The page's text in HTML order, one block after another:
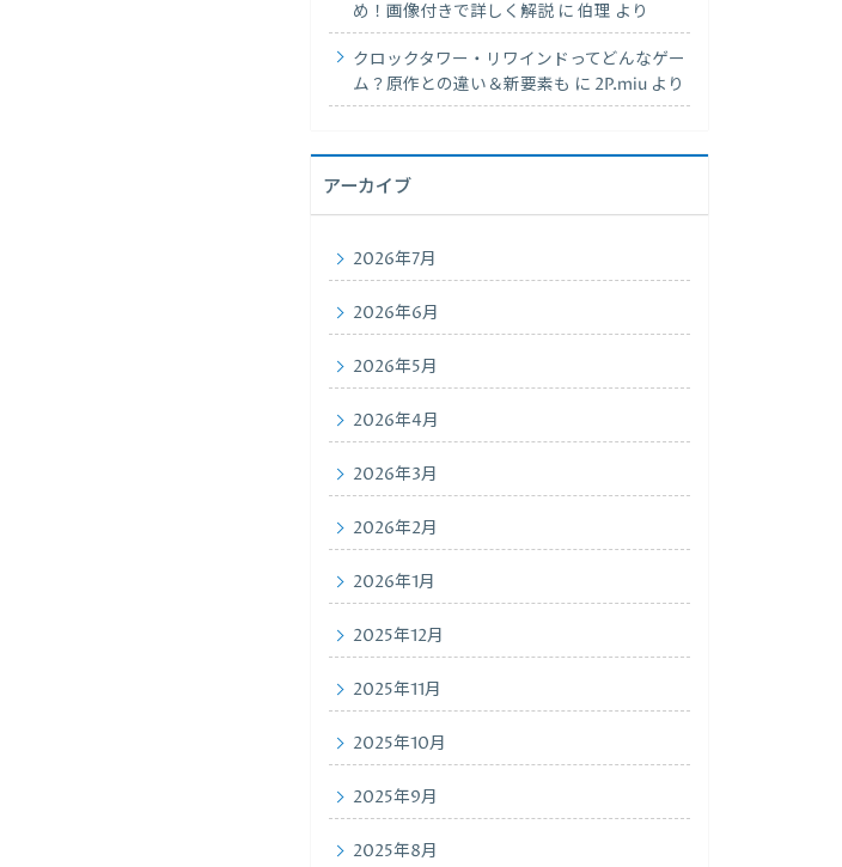
め！画像付きで詳しく解説 に伯理 より
クロックタワー・リワインドってどんなゲー
ム？原作との違い＆新要素も に 2P.miu より
アーカイブ
2026年7月
2026年6月
2026年5月
2026年4月
2026年3月
2026年2月
2026年1月
2025年12月
2025年11月
2025年10月
2025年9月
2025年8月